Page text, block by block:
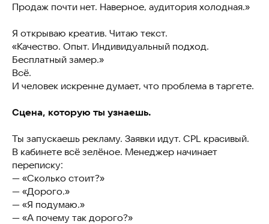
Продаж почти нет. Наверное, аудитория холодная.»
Я открываю креатив. Читаю текст.
«Качество. Опыт. Индивидуальный подход.
Бесплатный замер.»
Всё.
И человек искренне думает, что проблема в таргете.
Сцена, которую ты узнаешь.
Ты запускаешь рекламу. Заявки идут. CPL красивый.
В кабинете всё зелёное. Менеджер начинает
переписку:
— «Сколько стоит?»
— «Дорого.»
— «Я подумаю.»
— «А почему так дорого?»